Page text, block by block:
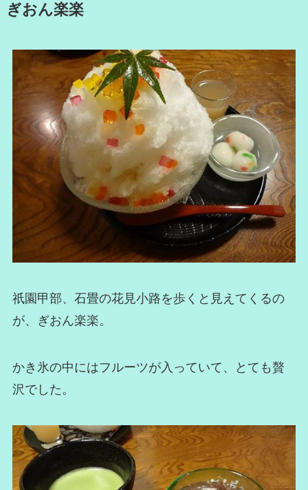
ぎおん楽楽
祇園甲部、石畳の花見小路を歩くと見えてくるの
が、ぎおん楽楽。
かき氷の中にはフルーツが入っていて、とても贅
沢でした。